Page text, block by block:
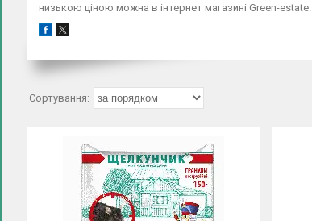
низькою ціною можна в інтернет магазині Green-estate.